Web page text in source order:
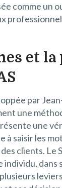
comme un
et
par
une
une
à saisir les
clients. Le
individu, dans